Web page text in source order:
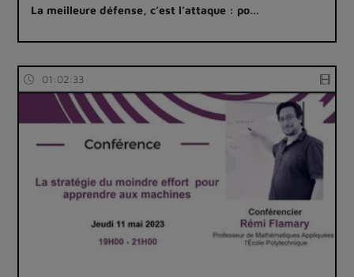
La meilleure défense, c’est l’attaque : po…
01:02:33